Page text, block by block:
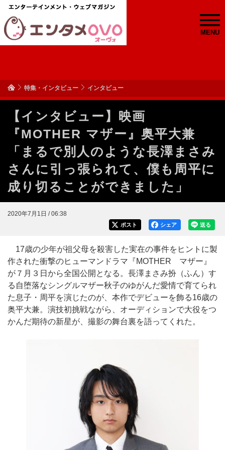
MENU
特集・インタビュー インタビュー
【インタビュー】映画
『MOTHER マザー』奥平大兼
「まるで別人のような長澤まさみ
さんに引っ張られて、僕も周平に
成り切ることができました」
2020年7月1日 / 06:38
送る
シェア
ポスト
17歳の少年が祖父母を殺害した実在の事件をヒントに製
作された衝撃のヒューマンドラマ『MOTHER マザー』
が７月３日から全国公開となる。長澤まさみ扮（ふん）す
る自堕落なシングルマザー秋子のゆがんだ愛情で育てられ
た息子・周平を演じたのが、本作でデビューを飾る16歳の
奥平大兼。演技初挑戦ながら、オーディションで大役をつ
かんだ期待の新星が、撮影の舞台裏を語ってくれた。